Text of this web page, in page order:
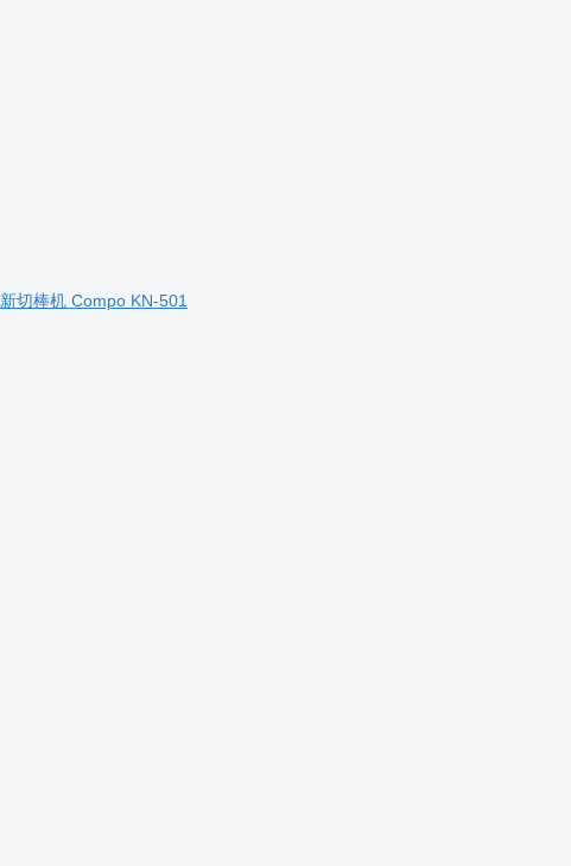
新切棒机 Compo KN-501